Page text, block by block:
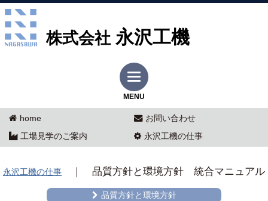
株式会社 永沢工機
MENU
home
お問い合わせ
工場見学のご案内
永沢工機の仕事
永沢工機の仕事 ｜ 品質方針と環境方針 統合マニュアル
品質方針と環境方針